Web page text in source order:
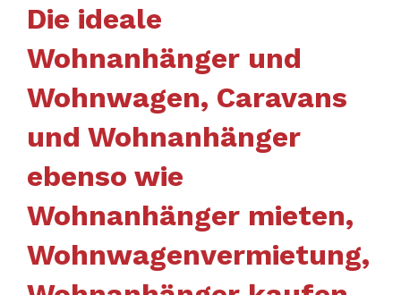
Die ideale
Wohnanhänger und
Wohnwagen, Caravans
und Wohnanhänger
ebenso wie
Wohnanhänger mieten,
Wohnwagenvermietung,